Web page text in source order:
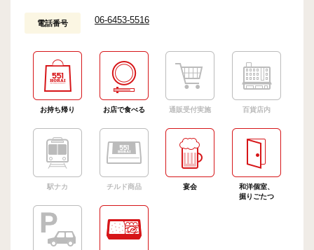
電話番号 06-6453-5516
お持ち帰り お店で食べる 通販受付実施 百貨店内
駅ナカ チルド商品 宴会
和洋個室、
掘りごたつ